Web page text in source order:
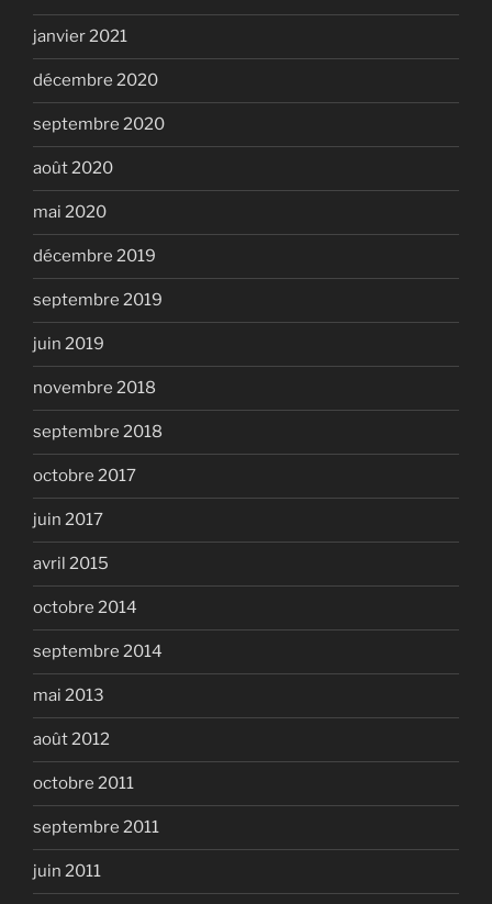
janvier 2021
décembre 2020
septembre 2020
août 2020
mai 2020
décembre 2019
septembre 2019
juin 2019
novembre 2018
septembre 2018
octobre 2017
juin 2017
avril 2015
octobre 2014
septembre 2014
mai 2013
août 2012
octobre 2011
septembre 2011
juin 2011